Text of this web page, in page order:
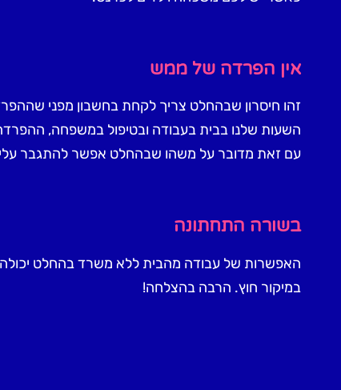
אין הפרדה של ממש
זהו חיסרון שבהחלט צריך לקחת בחשבון מפני
השעות שלנו בבית בעבודה ובטיפול במשפחה,
עם זאת מדובר על משהו שבהחלט אפשר להתגבר
בשורה התחתונה
האפשרות של עבודה מהבית ללא משרד בהחלט יכולה
במיקור חוץ. הרבה בהצלחה!